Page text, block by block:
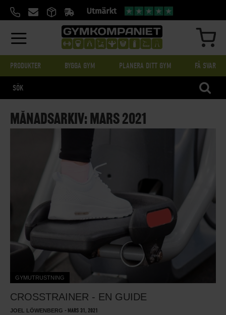
TILL
PRODUKTER BYGGA GYM PLANERA DITT GYM FÅ SVAR
MÅNADSARKIV: MARS 2021
GYMUTRUSTNING
CROSSTRAINER - EN GUIDE
JOEL LÖWENBERG - MARS 31, 2021